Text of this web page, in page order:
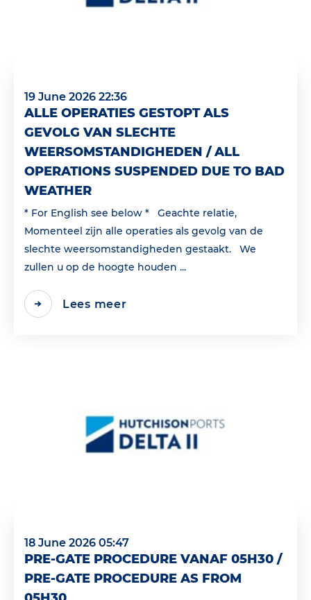
19 June 2026 22:36
ALLE OPERATIES GESTOPT ALS
GEVOLG VAN SLECHTE
WEERSOMSTANDIGHEDEN / ALL
OPERATIONS SUSPENDED DUE TO BAD
WEATHER
* For English see below * Geachte relatie,
Momenteel zijn alle operaties als gevolg van de
slechte weersomstandigheden gestaakt. We
zullen u op de hoogte houden ...
Lees meer
18 June 2026 05:47
PRE-GATE PROCEDURE VANAF 05H30 /
PRE-GATE PROCEDURE AS FROM